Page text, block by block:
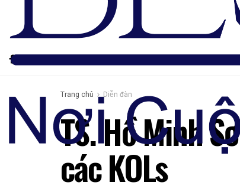
Trang chủ Diễn đàn
TS. Hồ Minh
các KOLs